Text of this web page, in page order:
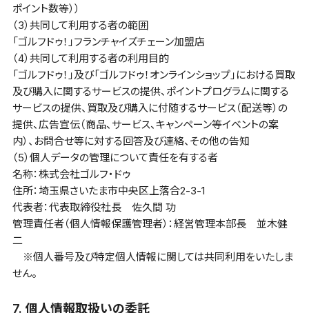
ポイント数等））
（3）共同して利用する者の範囲
「ゴルフドゥ！」フランチャイズチェーン加盟店
（4）共同して利用する者の利用目的
「ゴルフドゥ！」及び「ゴルフドゥ！オンラインショップ」における買取
及び購入に関するサービスの提供、ポイントプログラムに関する
サービスの提供、買取及び購入に付随するサービス（配送等）の
提供、広告宣伝（商品、サービス、キャンペーン等イベントの案
内）、お問合せ等に対する回答及び連絡、その他の告知
（5）個人データの管理について責任を有する者
名称：株式会社ゴルフ・ドゥ
住所：埼玉県さいたま市中央区上落合2-3-1
代表者：代表取締役社長 佐久間 功
管理責任者（個人情報保護管理者）：経営管理本部長 並木健
二
※個人番号及び特定個人情報に関しては共同利用をいたしま
せん。
7. 個人情報取扱いの委託